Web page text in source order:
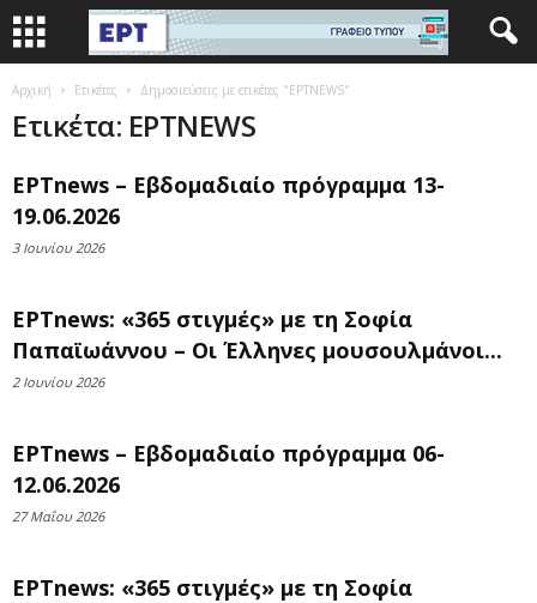
Αρχική Ετικέτες Δημοσιεύσεις με ετικέτες "ΕΡΤNEWS"
Ετικέτα: ΕΡΤNEWS
ΕΡΤnews – Εβδομαδιαίο πρόγραμμα 13-
19.06.2026
3 Ιουνίου 2026
ΕΡΤnews: «365 στιγμές» με τη Σοφία
Παπαϊωάννου – Οι Έλληνες μουσουλμάνοι...
2 Ιουνίου 2026
ΕΡΤnews – Εβδομαδιαίο πρόγραμμα 06-
12.06.2026
27 Μαΐου 2026
ΕΡΤnews: «365 στιγμές» με τη Σοφία